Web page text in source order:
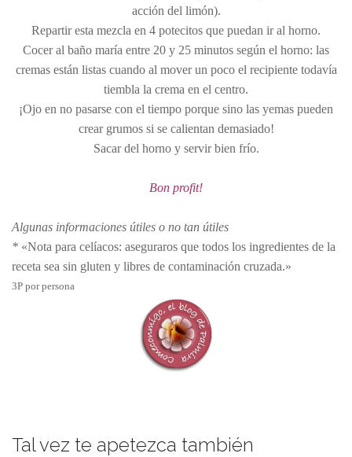
acción del limón).
Repartir esta mezcla en 4 potecitos que puedan ir al horno.
Cocer al baño maría entre 20 y 25 minutos según el horno: las
cremas están listas cuando al mover un poco el recipiente todavía
tiembla la crema en el centro.
¡Ojo en no pasarse con el tiempo porque sino las yemas pueden
crear grumos si se calientan demasiado!
Sacar del horno y servir bien frío.
Bon profit!
Algunas informaciones útiles o no tan útiles
* «Nota para celíacos: aseguraros que todos los ingredientes de la
receta sea sin gluten y libres de contaminación cruzada.»
3P por persona
Tal vez te apetezca también